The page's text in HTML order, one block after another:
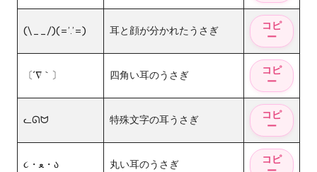
(\__/)(=’.’=) 耳と顔が分かれたうさぎ
〔´∇｀〕 四角い耳のうさぎ
ᓚᘏᗢ 特殊文字の耳うさぎ
૮・ﻌ・ა 丸い耳のうさぎ